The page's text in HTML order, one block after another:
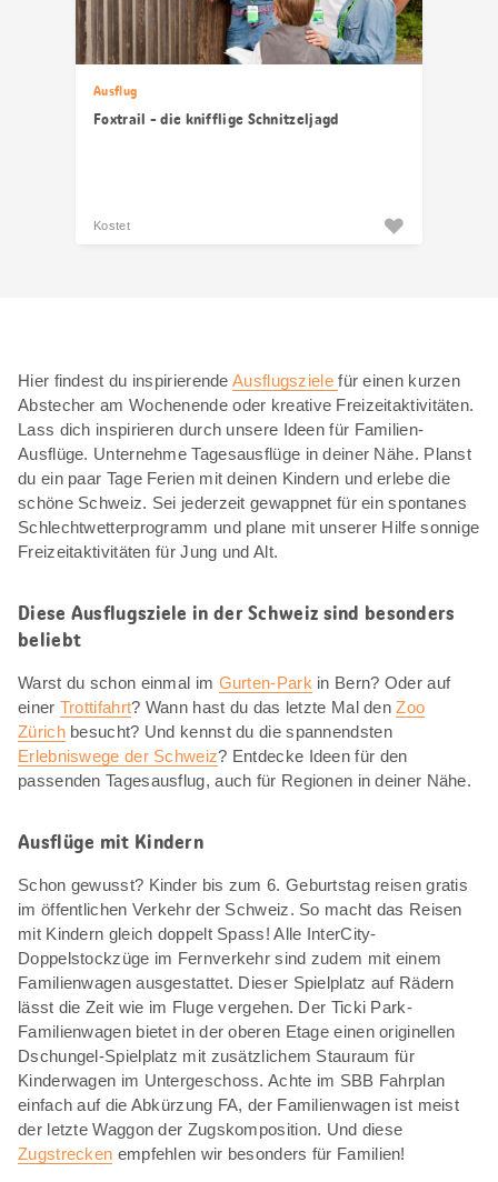
Ausflug
Foxtrail - die knifflige Schnitzeljagd
Kostet
Hier findest du inspirierendeAusflugszielefür einen kurzen
Abstecher am Wochenende oder kreative Freizeitaktivitäten.
Lass dich inspirieren durch unsere Ideen für Familien-
Ausflüge. Unternehme Tagesausflüge in deiner Nähe. Planst
du ein paar Tage Ferien mit deinen Kindern und erlebe die
schöne Schweiz. Sei jederzeit gewappnet für ein spontanes
Schlechtwetterprogramm und plane mit unserer Hilfe sonnige
Freizeitaktivitäten für Jung und Alt.
Diese Ausflugsziele in der Schweiz sind besonders
beliebt
Warst du schon einmal im Gurten-Park in Bern? Oder auf
einer Trottifahrt? Wann hast du das letzte Mal denZoo
Zürichbesucht? Und kennst du die spannendsten
Erlebniswege der Schweiz? Entdecke Ideen für den
passenden Tagesausflug, auch für Regionen in deiner Nähe.
Ausflüge mit Kindern
Schon gewusst? Kinder bis zum 6. Geburtstag reisen gratis
im öffentlichen Verkehr der Schweiz. So macht das Reisen
mit Kindern gleich doppelt Spass! Alle InterCity-
Doppelstockzüge im Fernverkehr sind zudem mit einem
Familienwagen ausgestattet. Dieser Spielplatz auf Rädern
lässt die Zeit wie im Fluge vergehen. Der Ticki Park-
Familienwagen bietet in der oberen Etage einen originellen
Dschungel-Spielplatz mit zusätzlichem Stauraum für
Kinderwagen im Untergeschoss. Achte im SBB Fahrplan
einfach auf die Abkürzung FA, der Familienwagen ist meist
der letzte Waggon der Zugskomposition. Und diese
Zugstrecken empfehlen wir besonders für Familien!